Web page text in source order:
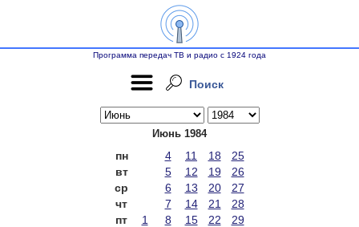
Программа передач ТВ и радио с 1924 года
Поиск
Июнь 1984
пн 4 11 18
25
вт
5 12 19
26
ср
6 13 20
27
чт
7 14 21
28
пт
1 8 15 22
29